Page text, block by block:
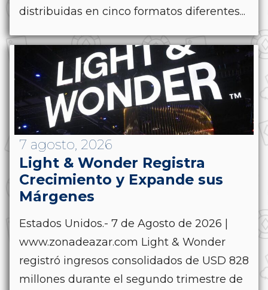
distribuidas en cinco formatos diferentes...
7 agosto, 2026
Light & Wonder Registra
Crecimiento y Expande sus
Márgenes
Estados Unidos.- 7 de Agosto de 2026 |
www.zonadeazar.com Light & Wonder
registró ingresos consolidados de USD 828
millones durante el segundo trimestre de